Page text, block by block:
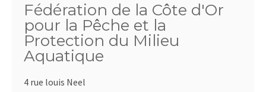
Fédération de la Côte d'Or
pour la Pêche et la
Protection du Milieu
Aquatique
4 rue louis Neel